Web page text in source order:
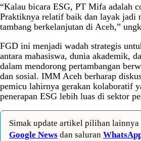
“Kalau bicara ESG, PT Mifa adalah
Praktiknya relatif baik dan layak jadi
tambang berkelanjutan di Aceh,”
FGD ini menjadi wadah strategis
antara mahasiswa, dunia akademik,
dalam mendorong pertambangan
dan sosial. IMM Aceh berharap
pemicu lahirnya gerakan kolaboratif
penerapan ESG lebih luas di sektor
Simak update artikel pilihan
Google News dan saluran